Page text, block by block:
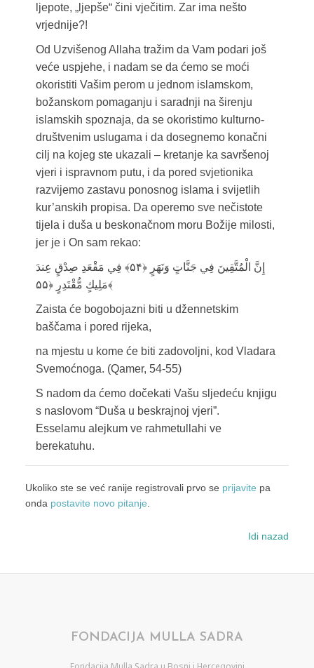
ljepote, „ljepše“ čini vječitim. Zar ima nešto
vrjednije?!
Od Uzvišenog Allaha tražim da Vam podari još
veće uspjehe, i nadam se da ćemo se moći
okoristiti Vašim perom u jednom islamskom,
božanskom pomaganju i saradnji na širenju
islamskih spoznaja, da se okoristimo kulturno-
društvenim uslugama i da dosegnemo konačni
cilj na kojeg ste ukazali – kretanje ka savršenoj
vjeri i ispravnom putu, i da pored svjetionika
razvijemo zastavu ponosnog islama i svijetlih
kur’anskih propisa. Da operemo sve nečistote
tijela i duša u beskonačnom moru Božije milosti,
jer je i On sam rekao:
إِنَّ الْمُتَّقِينَ فِي جَنَّاتٍ وَنَهَرٍ ﴿۵۴﴾ فِي مَقْعَدِ صِدْقٍ عِندَ
مَلِيكٍ مُّقْتَدِرٍ ﴿۵۵﴾
Zaista će bogobojazni biti u džennetskim
baščama i pored rijeka,
na mjestu u kome će biti zadovoljni, kod Vladara
Svemoćnoga. (Qamer, 54-55)
S nadom da ćemo dočekati Vašu sljedeću knjigu
s naslovom “Duša u beskrajnoj vjeri”.
Esselamu alejkum ve rahmetullahi ve
berekatuhu.
Ukoliko ste se već ranije registrovali prvo se prijavite pa
onda postavite novo pitanje.
Idi nazad
FONDACIJA MULLA SADRA